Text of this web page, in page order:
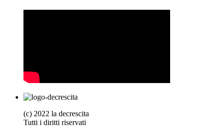
(c) 2022 la decrescita
Tutti i diritti riservati